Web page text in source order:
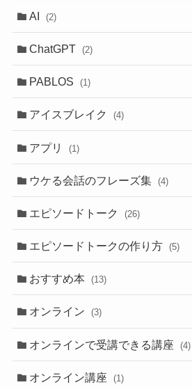
AI (2)
ChatGPT (2)
PABLOS (1)
アイスブレイク (4)
アプリ (1)
ウケる会話のフレーズ集 (4)
エピソードトーク (26)
エピソードトークの作り方 (5)
おすすめ本 (13)
オンライン (3)
オンラインで受講できる講座 (4)
オンライン講座 (1)